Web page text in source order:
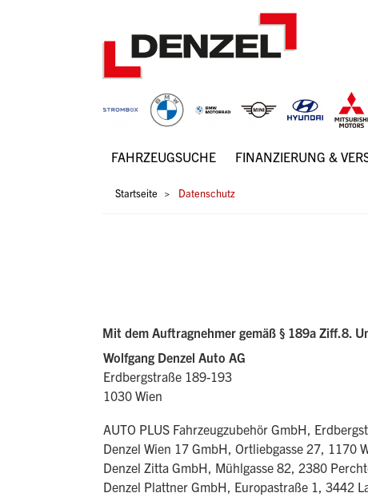
Hauptnavigation
FAHRZEUGSUCHE FINANZIERUNG &
Pfadnavigation
Startseite Datenschutz
Mit dem Auftragnehmer gemäß § 189a Ziff.8.
Wolfgang Denzel Auto AG
Erdbergstraße 189-193
1030 Wien
AUTO PLUS Fahrzeugzubehör GmbH,
Denzel Wien 17 GmbH, Ortliebgasse 27, 1170
Denzel Zitta GmbH, Mühlgasse 82, 2380
Denzel Plattner GmbH, Europastraße 1, 3442